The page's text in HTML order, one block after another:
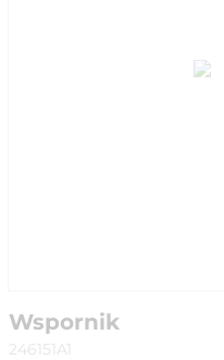
Wspornik
246151A1